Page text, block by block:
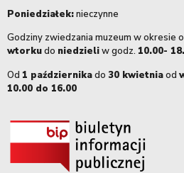
Poniedziałek:nieczynne
Godziny zwiedzania muzeum w okresie
wtorkudo niedzieliw godz. 10.00-
Od 1 październikado 30 kwietniaod
10.00 do 16.00